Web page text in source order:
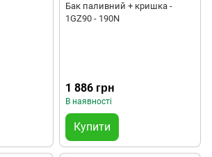
Бак паливний + кришка -
1GZ90 - 190N
1 886 грн
В наявності
Купити